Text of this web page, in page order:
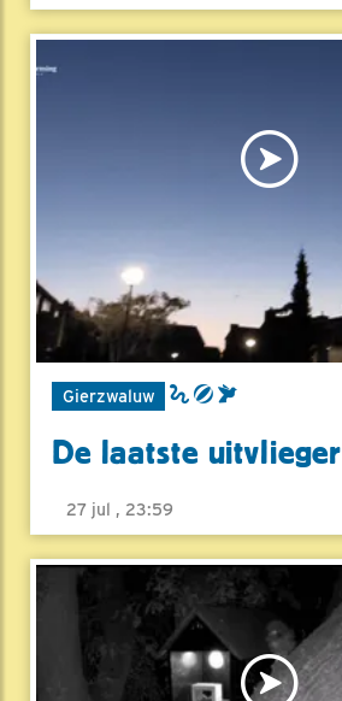
Gierzwaluw
De laatste uitvlieger
27 jul , 23:59